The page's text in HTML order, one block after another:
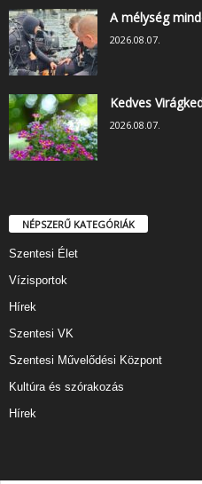
A mélység
2026.08.07.
Kedves
2026.08.07.
NÉPSZERŰ KATEGÓRIÁK
Szentesi Élet
Vízisportok
Hírek
Szentesi VK
Szentesi Művelődési Központ
Kultúra és szórakozás
Hírek